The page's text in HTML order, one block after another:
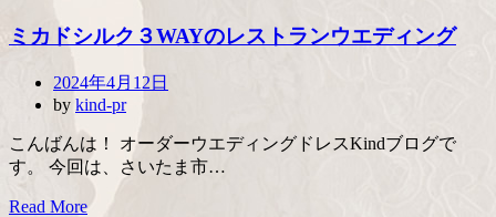
ミカドシルク３WAYのレストランウエディング
Posted
on
2024年4月12日
by kind-pr
こんばんは！ オーダーウエディングドレスKindブログで
す。 今回は、さいたま市…
Read More